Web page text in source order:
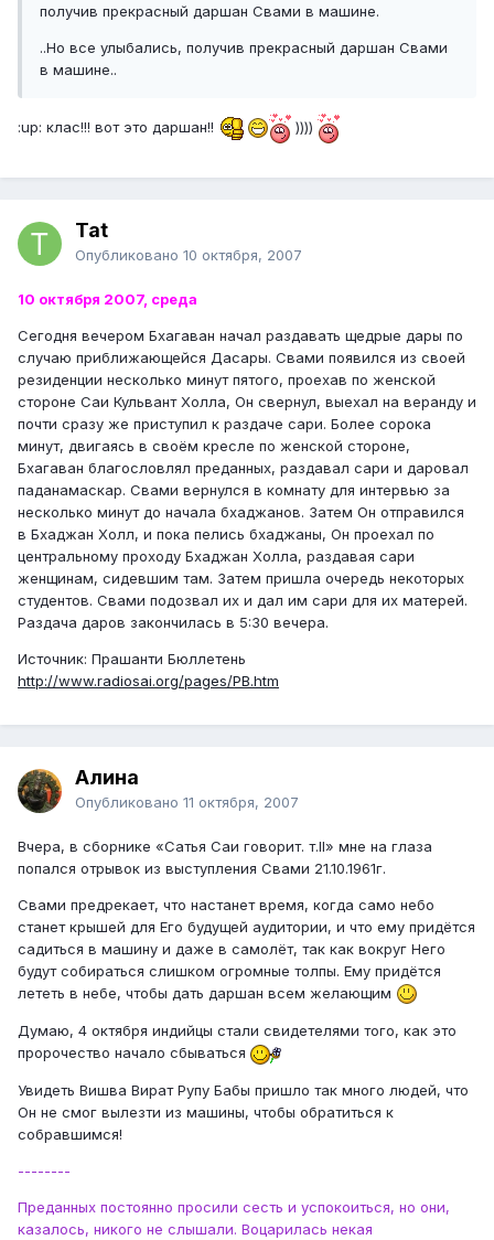
получив прекрасный даршан Свами в машине.
..Но все улыбались, получив прекрасный даршан Свами
в машине..
:up: клас!!! вот это даршан!! ))))
Tat
Опубликовано 10 октября, 2007
10 октября 2007, среда
Сегодня вечером Бхагаван начал раздавать щедрые дары по
случаю приближающейся Дасары. Свами появился из своей
резиденции несколько минут пятого, проехав по женской
стороне Саи Кульвант Холла, Он свернул, выехал на веранду и
почти сразу же приступил к раздаче сари. Более сорока
минут, двигаясь в своём кресле по женской стороне,
Бхагаван благословлял преданных, раздавал сари и даровал
паданамаскар. Свами вернулся в комнату для интервью за
несколько минут до начала бхаджанов. Затем Он отправился
в Бхаджан Холл, и пока пелись бхаджаны, Он проехал по
центральному проходу Бхаджан Холла, раздавая сари
женщинам, сидевшим там. Затем пришла очередь некоторых
студентов. Свами подозвал их и дал им сари для их матерей.
Раздача даров закончилась в 5:30 вечера.
Источник: Прашанти Бюллетень
http://www.radiosai.org/pages/PB.htm
Алина
Опубликовано 11 октября, 2007
Вчера, в сборнике «Сатья Саи говорит. т.II» мне на глаза
попался отрывок из выступления Свами 21.10.1961г.
Свами предрекает, что настанет время, когда само небо
станет крышей для Его будущей аудитории, и что ему придётся
садиться в машину и даже в самолёт, так как вокруг Него
будут собираться слишком огромные толпы. Ему придётся
лететь в небе, чтобы дать даршан всем желающим
Думаю, 4 октября индийцы стали свидетелями того, как это
пророчество начало сбываться
Увидеть Вишва Вират Рупу Бабы пришло так много людей, что
Он не смог вылезти из машины, чтобы обратиться к
собравшимся!
--------
Преданных постоянно просили сесть и успокоиться, но они,
казалось, никого не слышали. Воцарилась некая